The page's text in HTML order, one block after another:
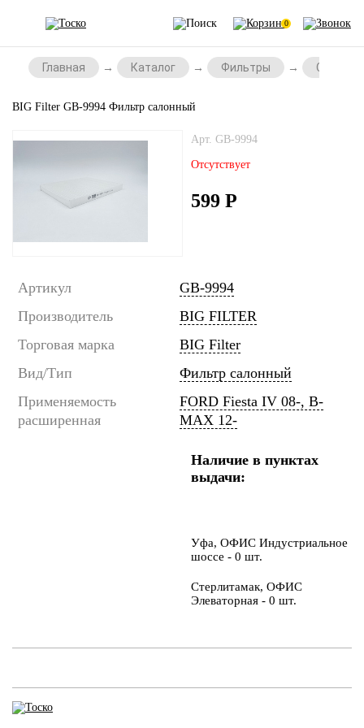
0
Главная Каталог Фильтры
BIG Filter GB-9994 Фильтр салонный
Арт. GB-9994
Отсутствует
599 Р
Артикул
GB-9994
Производитель
BIG FILTER
Торговая марка
BIG Filter
Вид/Тип
Фильтр салонный
Применяемость
расширенная
FORD Fiesta IV 08-, B-
MAX 12-
Наличие в пунктах
выдачи:
Уфа, ОФИС Индустриальное
шоссе - 0 шт.
Стерлитамак, ОФИС
Элеваторная - 0 шт.